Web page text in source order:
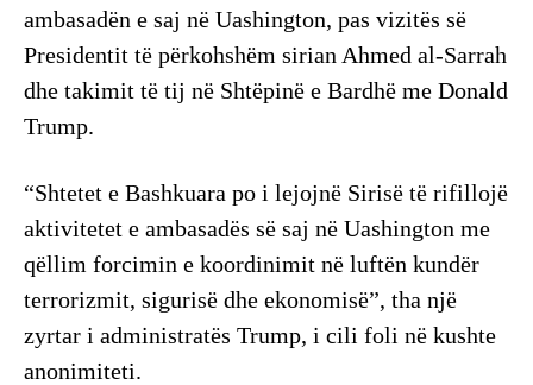
ambasadën e saj në Uashington, pas vizitës së
Presidentit të përkohshëm sirian Ahmed al-Sarrah
dhe takimit të tij në Shtëpinë e Bardhë me Donald
Trump.
“Shtetet e Bashkuara po i lejojnë Sirisë të rifillojë
aktivitetet e ambasadës së saj në Uashington me
qëllim forcimin e koordinimit në luftën kundër
terrorizmit, sigurisë dhe ekonomisë”, tha një
zyrtar i administratës Trump, i cili foli në kushte
anonimiteti.